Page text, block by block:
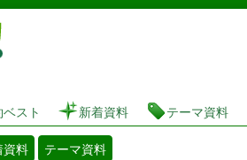
図書館 蔵書検索・予約システム
スト 新着資料 テーマ資料
資料 テーマ資料